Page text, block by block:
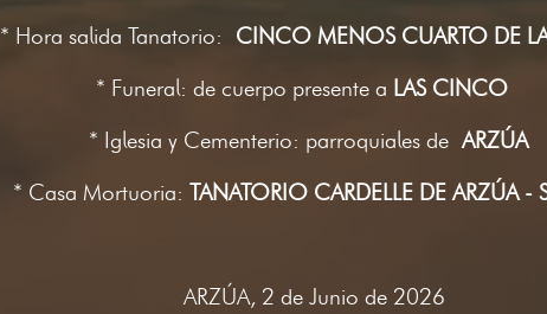
* Hora salida Tanatorio: CINCO MENOS CUARTO DE
* Funeral: de cuerpo presente a LAS CINCO
* Iglesia y Cementerio: parroquiales deARZÚA
* Casa Mortuoria: TANATORIO CARDELLE DE ARZÚA -
ARZÚA, 2 de Junio de 2026